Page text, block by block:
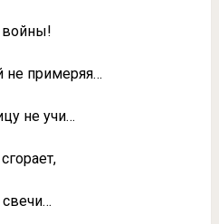
войны!
не примеряя…
не учи…
свечи…